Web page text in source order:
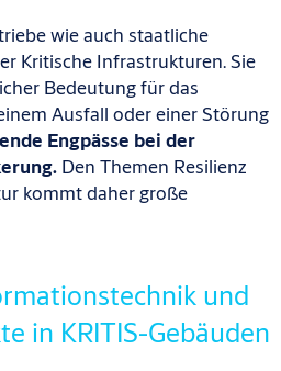
wie auch staatliche
Kritische Infrastrukturen. Sie
Bedeutung für das
Ausfall oder einer Störung
Engpässe bei der
Den Themen Resilienz
kommt daher große
und
in KRITIS-Gebäuden